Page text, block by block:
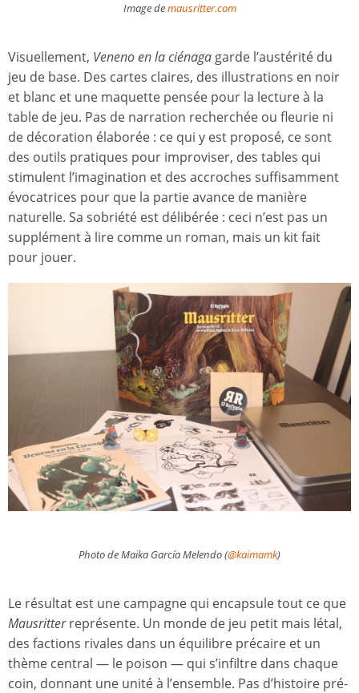
Image demausritter.com
Visuellement, Veneno en la ciénaga garde l’austérité du
jeu de base. Des cartes claires, des illustrations en noir
et blanc et une maquette pensée pour la lecture à la
table de jeu. Pas de narration recherchée ou fleurie ni
de décoration élaborée : ce qui y est proposé, ce sont
des outils pratiques pour improviser, des tables qui
stimulent l’imagination et des accroches suffisamment
évocatrices pour que la partie avance de manière
naturelle. Sa sobriété est délibérée : ceci n’est pas un
supplément à lire comme un roman, mais un kit fait
pour jouer.
Photo de Maika García Melendo (@kaimamk)
Le résultat est une campagne qui encapsule tout ce que
Mausritterreprésente. Un monde de jeu petit mais létal,
des factions rivales dans un équilibre précaire et un
thème central — le poison — qui s’infiltre dans chaque
coin, donnant une unité à l’ensemble. Pas d’histoire pré-